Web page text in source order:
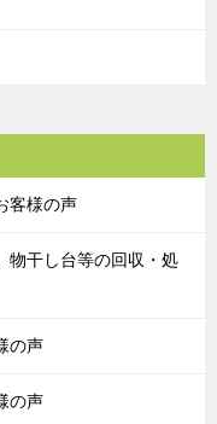
客様の声
物干し台等の回収・処
の声
の声